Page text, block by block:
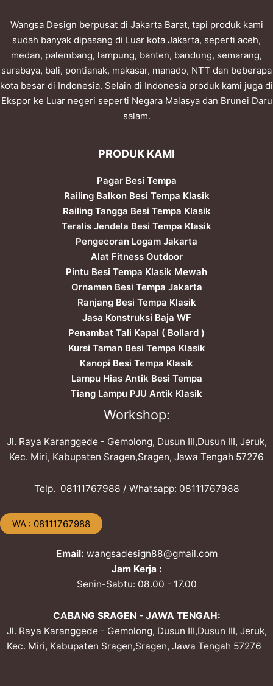
Wangsa Design berpusat di Jakarta Barat, tapi produk kami
sudah banyak dipasang di Luar kota Jakarta, seperti aceh,
medan, palembang, lampung, banten, bandung, semarang,
surabaya, bali, pontianak, makasar, manado, NTT dan beberapa
kota besar di Indonesia. Selain di Indonesia produk kami juga di
Ekspor ke Luar negeri seperti Negara Malasya dan Brunei Daru
salam.
PRODUK KAMI
Pagar Besi Tempa
Railing Balkon Besi Tempa Klasik
Railing Tangga Besi Tempa Klasik
Teralis Jendela Besi Tempa Klasik
Pengecoran Logam Jakarta
Alat Fitness Outdoor
Pintu Besi Tempa Klasik Mewah
Ornamen Besi Tempa Jakarta
Ranjang Besi Tempa Klasik
Jasa Konstruksi Baja WF
Penambat Tali Kapal ( Bollard )
Kursi Taman Besi Tempa Klasik
Kanopi Besi Tempa Klasik
Lampu Hias Antik Besi Tempa
Tiang Lampu PJU Antik Klasik
Workshop:
Jl. Raya Karanggede - Gemolong, Dusun III,Dusun III, Jeruk,
Kec. Miri, Kabupaten Sragen,Sragen, Jawa Tengah 57276
Telp. ​08111767988 / Whatsapp: ​08111767988
​WA : 08111767988
Email: wangsadesign88@gmail.com
Jam Kerja :
Senin-Sabtu: 08.00 - 17.00
CABANG SRAGEN - JAWA TENGAH:
Jl. Raya Karanggede - Gemolong, Dusun III,Dusun III, Jeruk,
Kec. Miri, Kabupaten Sragen,Sragen, Jawa Tengah 57276